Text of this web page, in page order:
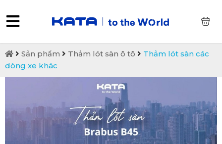
Sản phẩm Thảm lót sàn ô tô
Thảm lót sàn các
dòng xe khác